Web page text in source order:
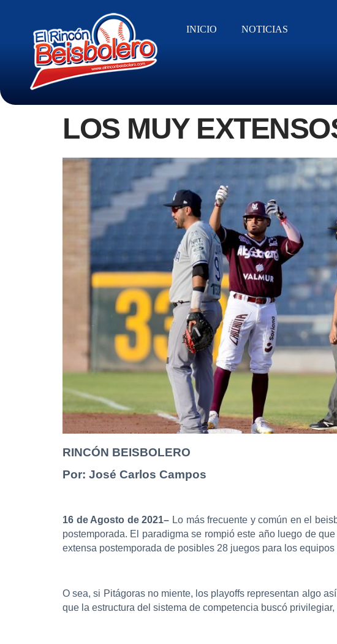
INICIO NOTICIAS
LOS MUY
RINCÓN BEISBOLERO
Por: José Carlos Campos
16 de Agosto de 2021– Lo más frecuente y común en el
postemporada. El paradigma se rompió este año luego de
extensa postemporada de posibles 28 juegos para los
O sea, si Pitágoras no miente, los playoffs representan algo
que la estructura del sistema de competencia buscó